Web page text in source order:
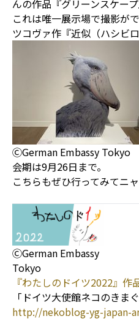
んの作品『グリーンスケー
これは唯一展示場で撮影が
ツコヴァ作『近似（ハシビ
ⒸGerman Embassy Tokyo
会期は9月26日まで。
こちらもぜひ行ってみてニ
ⒸGerman Embassy
Tokyo
『わたしのドイツ2022』作
「ドイツ大使館ネコのき
http://nekoblog-yg-japan-